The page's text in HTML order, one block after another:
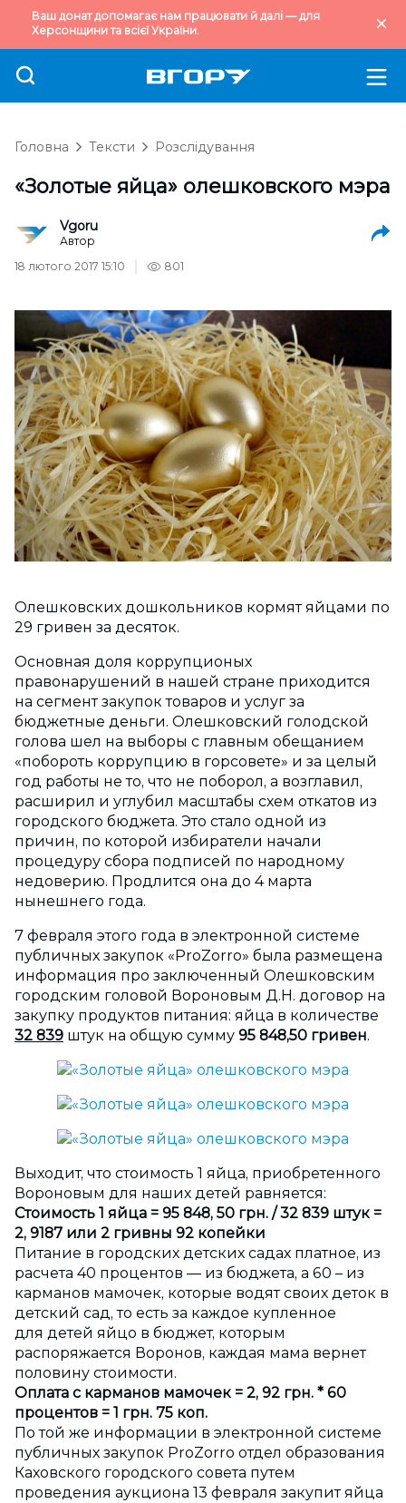
Ваш донат допомагає нам працювати й далі — для
Херсонщини та всієї України.
Головна Тексти Розслідування
«Золотые яйца» олешковского мэра
Vgoru
Автор
18 лютого 2017 15:10
801
Олешковских дошкольников кормят яйцами по
29 гривен за десяток.
Основная доля коррупционых
правонарушений в нашей стране приходится
на сегмент закупок товаров и услуг за
бюджетные деньги. Олешковский голодской
голова шел на выборы с главным обещанием
«побороть коррупцию в горсовете» и за целый
год работы не то, что не поборол, а возглавил,
расширил и углубил масштабы схем откатов из
городского бюджета. Это стало одной из
причин, по которой избиратели начали
процедуру сбора подписей по народному
недоверию. Продлится она до 4 марта
нынешнего года.
7 февраля этого года в электронной системе
публичных закупок «ProZorro» была размещена
информация про заключенный Олешковским
городским головой Вороновым Д.Н. договор на
закупку продуктов питания: яйца в количестве
32 839 штук на общую сумму 95 848,50 гривен.
Выходит, что стоимость 1 яйца, приобретенного
Вороновым для наших детей равняется:
Стоимость 1 яйца = 95 848, 50 грн. / 32 839 штук =
2, 9187 или 2 гривны 92 копейки
Питание в городских детских садах платное, из
расчета 40 процентов — из бюджета, а 60 – из
карманов мамочек, которые водят своих деток в
детский сад, то есть за каждое купленное
для детей яйцо в бюджет, которым
распоряжается Воронов, каждая мама вернет
половину стоимости.
Оплата с карманов мамочек = 2, 92 грн. * 60
процентов = 1 грн. 75 коп.
По той же информации в электронной системе
публичных закупок ProZorro отдел образования
Каховского городского совета путем
проведения аукциона 13 февраля закупит яйца